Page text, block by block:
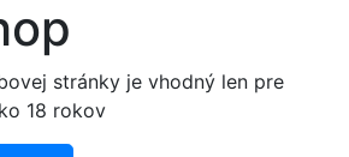
stránky je vhodný len pre
18 rokov